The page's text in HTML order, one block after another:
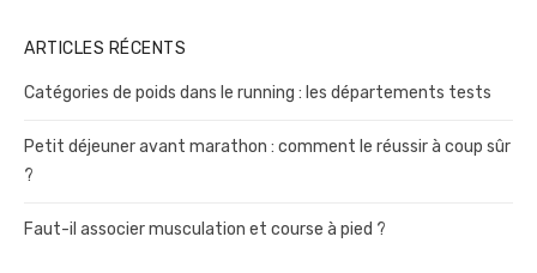
p
u
l
i
c
ARTICLES RÉCENTS
Catégories de poids dans le running : les départements tests
Petit déjeuner avant marathon : comment le réussir à coup sûr
?
Faut-il associer musculation et course à pied ?